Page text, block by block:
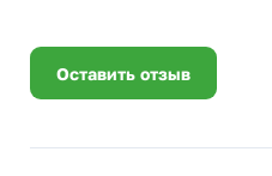
Оставить отзыв